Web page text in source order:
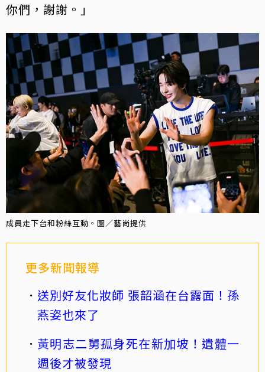
你們，謝謝。」
成員走下台和粉絲互動。圖／藝尚提供
更多新聞報導
送別好友化妝師 張韶涵在台露面！孫
燕姿也來了
黃明志二舅孤身死在新加坡！遺體一
週後才被發現